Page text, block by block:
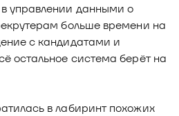
управлении данными о
больше времени на
с кандидатами и
остальное система берёт на
в лабиринт похожих